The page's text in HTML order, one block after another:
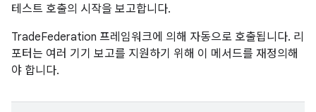
테스트 호출의 시작을 보고합니다.
TradeFederation 프레임워크에 의해 자동으로 호출됩니다. 리
포터는 여러 기기 보고를 지원하기 위해 이 메서드를 재정의해
야 합니다.